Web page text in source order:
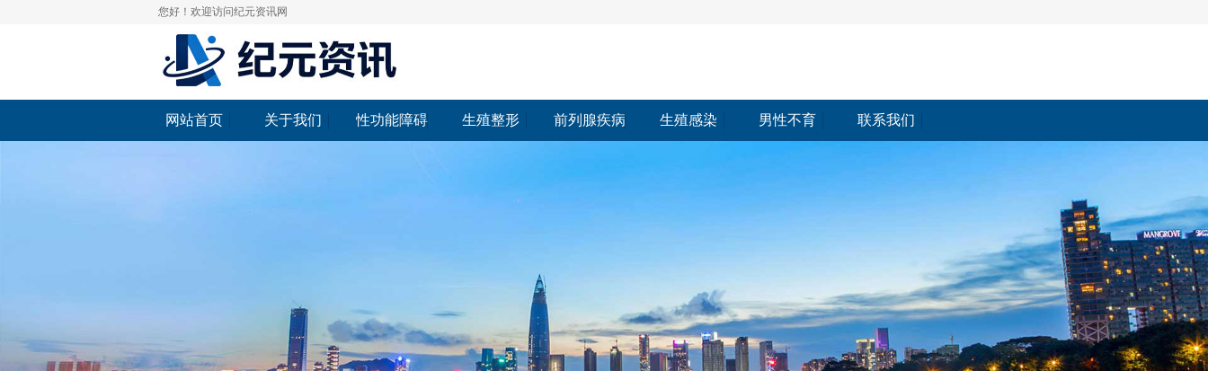
您好！欢迎访问纪元资讯网
网站首页 关于我们 性功能障碍 生殖整形 前列腺疾病 生殖感染 男性不育 联系我们